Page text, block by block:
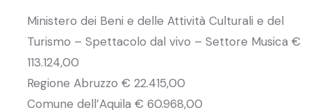
Ministero dei Beni e delle Attività Culturali e del
Turismo – Spettacolo dal vivo – Settore Musica €
113.124,00
Regione Abruzzo € 22.415,00
Comune dell’Aquila € 60.968,00